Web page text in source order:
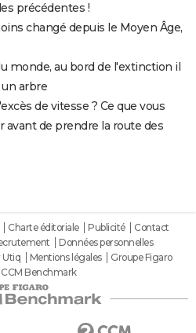
précédentes !
changé depuis le Moyen Âge,
monde, au bord de l'extinction il
un arbre
de vitesse ? Ce que vous
avant de prendre la route des
Charte éditoriale Publicité
Contact
Données personnelles
Utiq Mentions légales
Groupe Figaro
Benchmark